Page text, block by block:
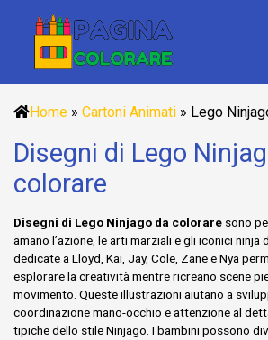
Home » Cartoni Animati » Lego
Disegni di Lego
colorare
Disegni di Lego Ninjago da colorare sono
amano l’azione, le arti marziali e gli iconici ninja
dedicate a Lloyd, Kai, Jay, Cole, Zane e Nya
esplorare la creatività mentre ricreano scene
movimento. Queste illustrazioni aiutano a
coordinazione mano-occhio e attenzione al
tipiche dello stile Ninjago. I bambini possono